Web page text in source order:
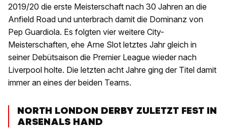
2019/20 die erste Meisterschaft nach 30 Jahren an die
Anfield Road und unterbrach damit die Dominanz von
Pep Guardiola. Es folgten vier weitere City-
Meisterschaften, ehe Arne Slot letztes Jahr gleich in
seiner Debütsaison die Premier League wieder nach
Liverpool holte. Die letzten acht Jahre ging der Titel damit
immer an eines der beiden Teams.
NORTH LONDON DERBY ZULETZT FEST IN
ARSENALS HAND